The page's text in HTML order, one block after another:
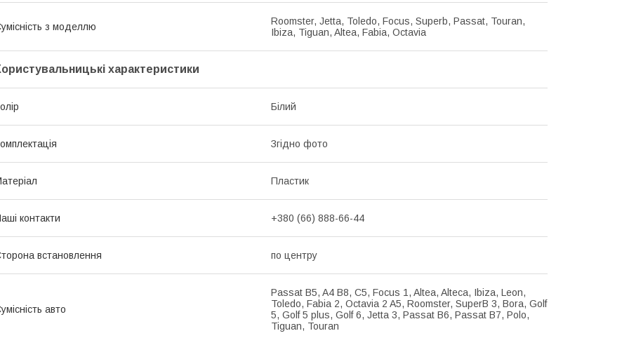
з моделлю
Roomster, Jetta, Toledo, Focus, Superb, Passat, Touran,
Ibiza, Tiguan, Altea, Fabia, Octavia
характеристики
Білий
Згідно фото
Пластик
контакти +380 (66) 888-66-44
встановлення по центру
авто
Passat B5, A4 B8, C5, Focus 1, Altea, Alteca, Ibiza, Leon,
Toledo, Fabia 2, Octavia 2 A5, Roomster, SuperB 3, Bora, Golf
5, Golf 5 plus, Golf 6, Jetta 3, Passat B6, Passat B7, Polo,
Tiguan, Touran